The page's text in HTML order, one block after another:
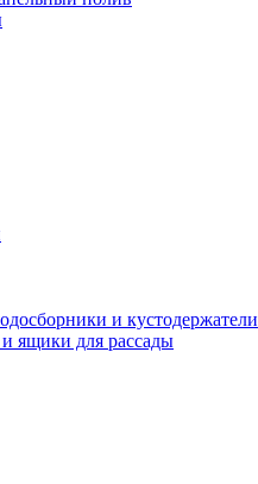
и кустодержатели
ящики для рассады